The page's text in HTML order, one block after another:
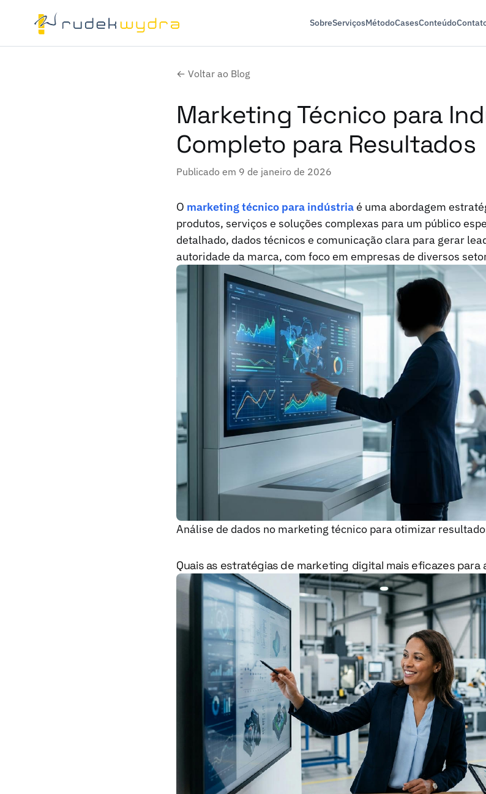
SobreServiçosMétodoCasesConteúdo
← Voltar ao Blog
Marketing Técnico para
Completo para Resultados
Publicado em 9 de janeiro de 2026
O marketing técnico para indústriaé uma abordagem
produtos, serviços e soluções complexas para um público
detalhado, dados técnicos e comunicação clara para gerar
autoridade da marca, com foco em empresas de diversos
Análise de dados no marketing técnico para otimizar
Quais as estratégias de marketing digital mais eficazes para